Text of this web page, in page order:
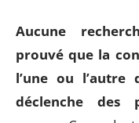
Aucune
prouvé que la
l’une ou
déclenche des